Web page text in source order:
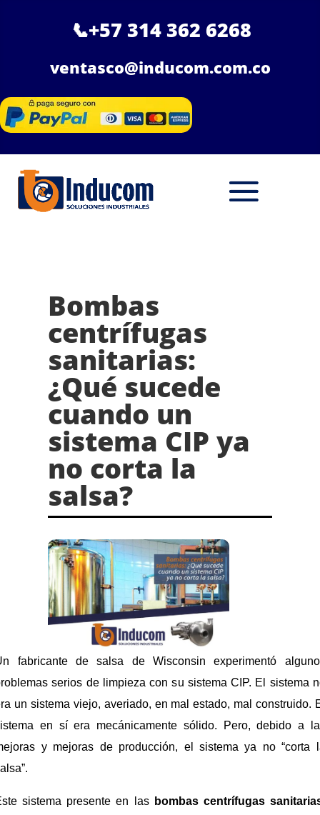
📞+57 314 362 6268
ventasco@inducom.com.co
Bombas
centrífugas
sanitarias:
¿Qué sucede
cuando un
sistema CIP ya
no corta la
salsa?
fabricante de salsa de Wisconsin experimentó
serios de limpieza con su sistema CIP. El sistema
un sistema viejo, averiado, en mal estado, mal construido.
en sí era mecánicamente sólido. Pero, debido a
y mejoras de producción, el sistema ya no “corta
sistema presente en las bombas centrífugas